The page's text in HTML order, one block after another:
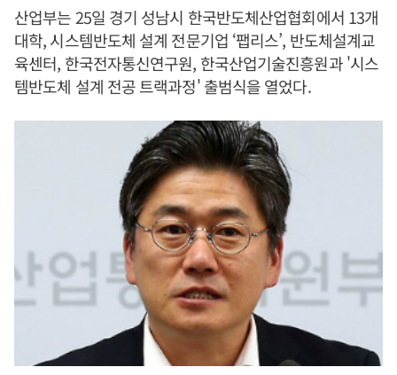
산업부는 25일 경기 성남시 한국반도체산업협회에서 13개
대학, 시스템반도체 설계 전문기업 ‘팹리스’, 반도체설계교
육센터, 한국전자통신연구원, 한국산업기술진흥원과 '시스
템반도체 설계 전공 트랙과정' 출범식을 열었다.